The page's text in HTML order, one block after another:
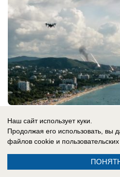
В России
СВО новости:
«похищения» с
Наш сайт использует куки.
Продолжая его использовать, вы
файлов cookie и